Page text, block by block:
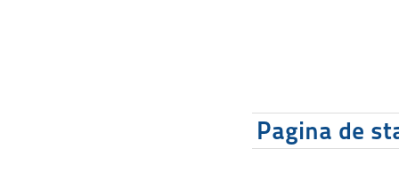
Pagina de